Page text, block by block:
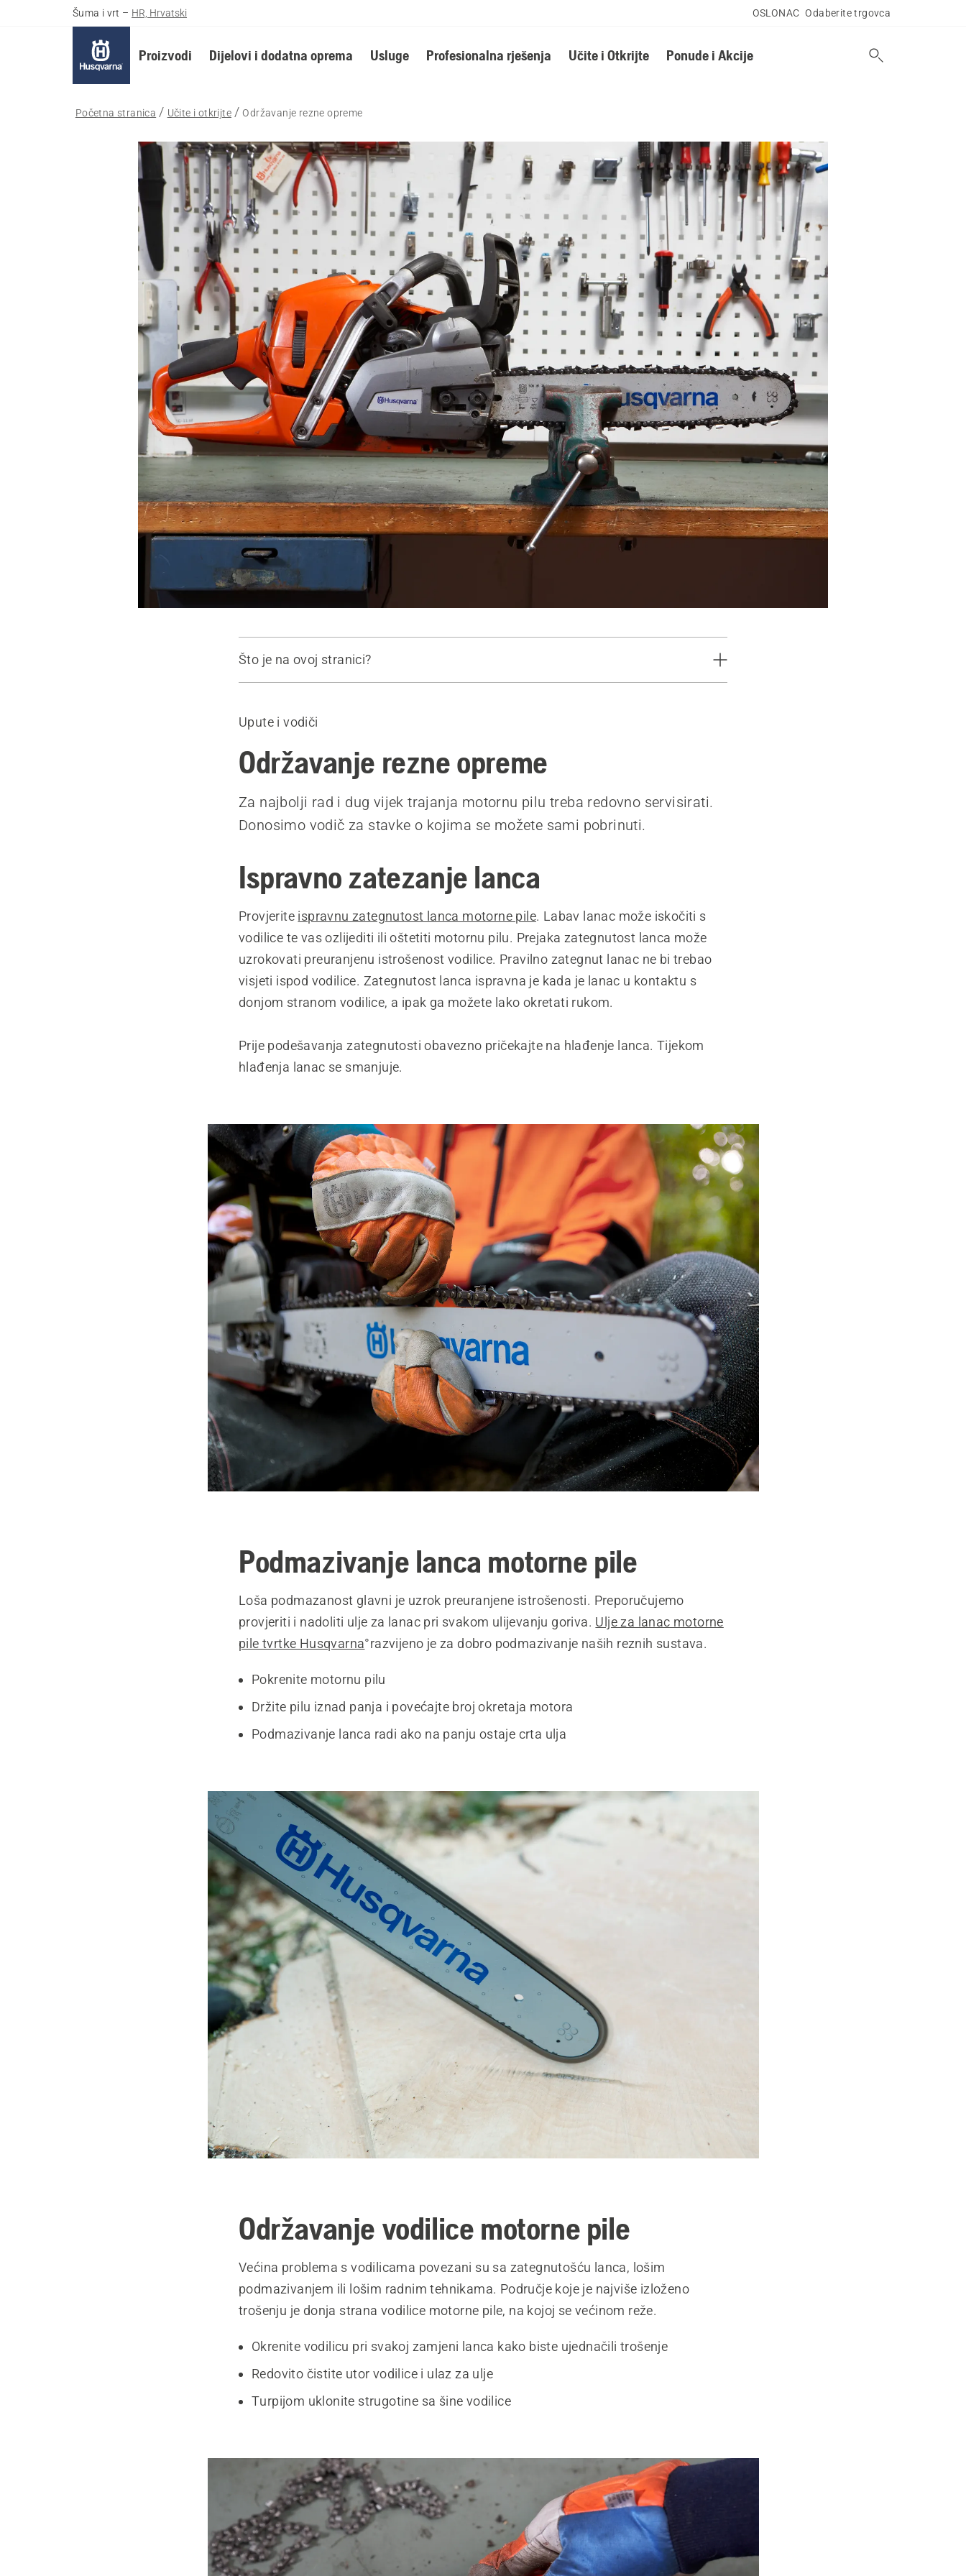
Šuma i vrt – HR, Hrvatski OSLONAC Odaberite trgovca
Proizvodi Dijelovi i dodatna oprema Usluge Profesionalna rješenja Učite i Otkrijte Ponude i Akcije
Početna stranica Učite i otkrijte Održavanje rezne opreme
Što je na ovoj stranici?
Ispravno zatezanje lanca
Održavanje vodilice
Zamjena vodilice
Oštar lanac i ispravna postavka mjerača dubine
Preporučeni proizvodi
Upute i vodiči
Održavanje rezne opreme
Za najbolji rad i dug vijek trajanja motornu pilu treba redovno servisirati.
Donosimo vodič za stavke o kojima se možete sami pobrinuti.
Ispravno zatezanje lanca
Provjerite ispravnu zategnutost lanca motorne pile. Labav lanac može iskočiti s
vodilice te vas ozlijediti ili oštetiti motornu pilu. Prejaka zategnutost lanca može
uzrokovati preuranjenu istrošenost vodilice. Pravilno zategnut lanac ne bi trebao
visjeti ispod vodilice. Zategnutost lanca ispravna je kada je lanac u kontaktu s
donjom stranom vodilice, a ipak ga možete lako okretati rukom.
Prije podešavanja zategnutosti obavezno pričekajte na hlađenje lanca. Tijekom
hlađenja lanac se smanjuje.
Podmazivanje lanca motorne pile
Loša podmazanost glavni je uzrok preuranjene istrošenosti. Preporučujemo
provjeriti i nadoliti ulje za lanac pri svakom ulijevanju goriva. Ulje za lanac motorne
pile tvrtke Husqvarna°razvijeno je za dobro podmazivanje naših reznih sustava.
Pokrenite motornu pilu
Držite pilu iznad panja i povećajte broj okretaja motora
Podmazivanje lanca radi ako na panju ostaje crta ulja
Održavanje vodilice motorne pile
Većina problema s vodilicama povezani su sa zategnutošću lanca, lošim
podmazivanjem ili lošim radnim tehnikama. Područje koje je najviše izloženo
trošenju je donja strana vodilice motorne pile, na kojoj se većinom reže.
Okrenite vodilicu pri svakoj zamjeni lanca kako biste ujednačili trošenje
Redovito čistite utor vodilice i ulaz za ulje
Turpijom uklonite strugotine sa šine vodilice